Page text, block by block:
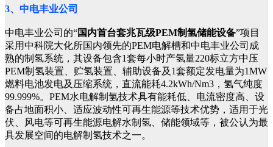
3、中电丰业公司
中电丰业公司的“国内首台套兆瓦级PEM制氢储能设备”项目
采用中科院大化所国内领先的PEM电解槽和中电丰业公司成
熟的制氢系统，其设备包含1套每小时产氢量220标立方中压
PEM制氢装置、贮氢装置、辅助设备及1套额定发电量为1MW
燃料电池发电及压缩系统，直流能耗4.2kWh/Nm3，氢气纯度
99.999%。PEM水电解制氢技术具有能耗低、电流密度高、设
备占地面积小、适应波动性可再生能源等技术优势，适用于光
伏、风电等可再生能源电解水制氢、储能领域等，被公认为最
具发展空间的电解制氢技术之一。